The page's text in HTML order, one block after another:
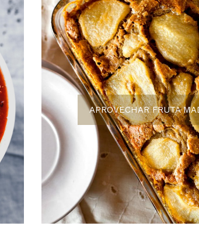
APROVECHAR FRUTA